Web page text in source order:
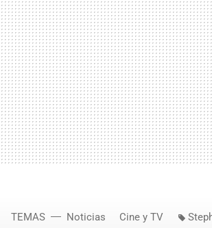
TEMAS Noticias Cine y TV